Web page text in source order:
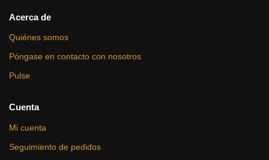
Acerca de
Quiénes somos
Póngase en contacto con nosotros
Pulse
Cuenta
Mi cuenta
Seguimiento de pedidos